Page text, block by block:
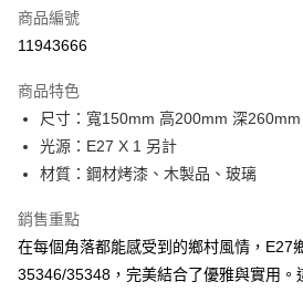
LINE Pay
街口支付
悠遊付
全盈+PAY
AFTEE先享後付
商品編號
11943666
商品特色
尺寸：寬150mm 高200mm 深260mm
光源：E27 X 1 另計
材質：鋼材烤漆、木製品、玻璃
銷售重點
在每個角落都能感受到的鄉村風情，E27
35346/35348，完美結合了優雅與實用。